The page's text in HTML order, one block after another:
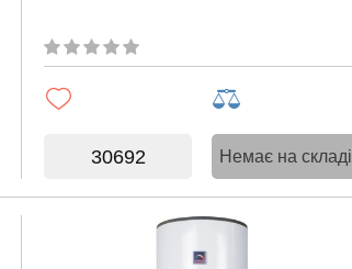
30692 Немає на складі